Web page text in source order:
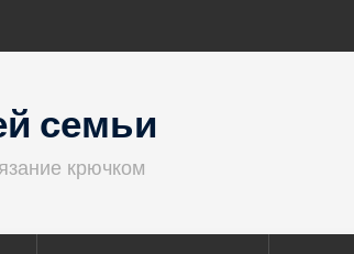
семьи
крючком